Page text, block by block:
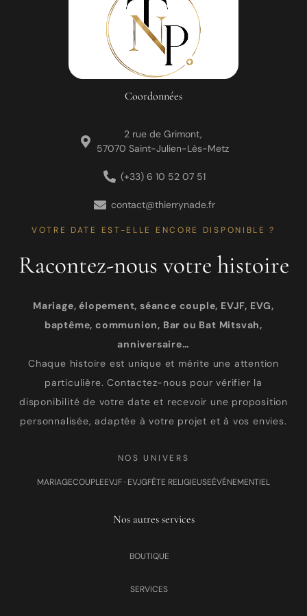
Coordonnées
2 rue de Grimont,
57070 Saint-Julien-Lès-Metz
(+33) 6 10 52 07 51
contact@thierrynade.fr
VOTRE DATE EST-ELLE ENCORE DISPONIBLE ?
Racontez-nous votre histoire
Mariage, élopement, séance couple, EVJF, EVG,
baptême, communion, Bar ou Bat Mitsvah,
anniversaire…
Chaque histoire est unique et mérite une attention
particulière. Contactez-nous pour vérifier la
disponibilité de votre date et recevoir une proposition
personnalisée, adaptée à votre projet et à vos envies.
NOS UNIVERS
MARIAGECOUPLEEVJF · EVJGFÊTE RELIGIEUSEÉVÉNEMENTIEL
Nos autres services
BOUTIQUE
SERVICES